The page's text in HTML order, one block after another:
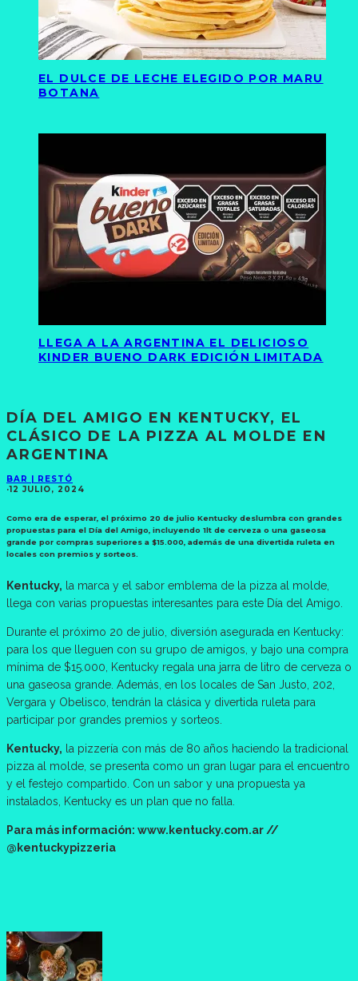
EL DULCE DE LECHE ELEGIDO POR MARU
BOTANA
LLEGA A LA ARGENTINA EL DELICIOSO
KINDER BUENO DARK EDICIÓN LIMITADA
DÍA DEL AMIGO EN KENTUCKY, EL
CLÁSICO DE LA PIZZA AL MOLDE EN
ARGENTINA
BAR | RESTÓ
·12 JULIO, 2024
Como era de esperar, el próximo 20 de julio Kentucky deslumbra con grandes
propuestas para el Día del Amigo, incluyendo 1lt de cerveza o una gaseosa
grande por compras superiores a $15.000, además de una divertida ruleta en
locales con premios y sorteos.
Kentucky, la marca y el sabor emblema de la pizza al molde,
llega con varias propuestas interesantes para este Día del Amigo.
Durante el próximo 20 de julio, diversión asegurada en Kentucky:
para los que lleguen con su grupo de amigos, y bajo una compra
mínima de $15.000, Kentucky regala una jarra de litro de cerveza o
una gaseosa grande. Además, en los locales de San Justo, 202,
Vergara y Obelisco, tendrán la clásica y divertida ruleta para
participar por grandes premios y sorteos.
Kentucky, la pizzería con más de 80 años haciendo la tradicional
pizza al molde, se presenta como un gran lugar para el encuentro
y el festejo compartido. Con un sabor y una propuesta ya
instalados, Kentucky es un plan que no falla.
Para más información: www.kentucky.com.ar //
@kentuckypizzeria